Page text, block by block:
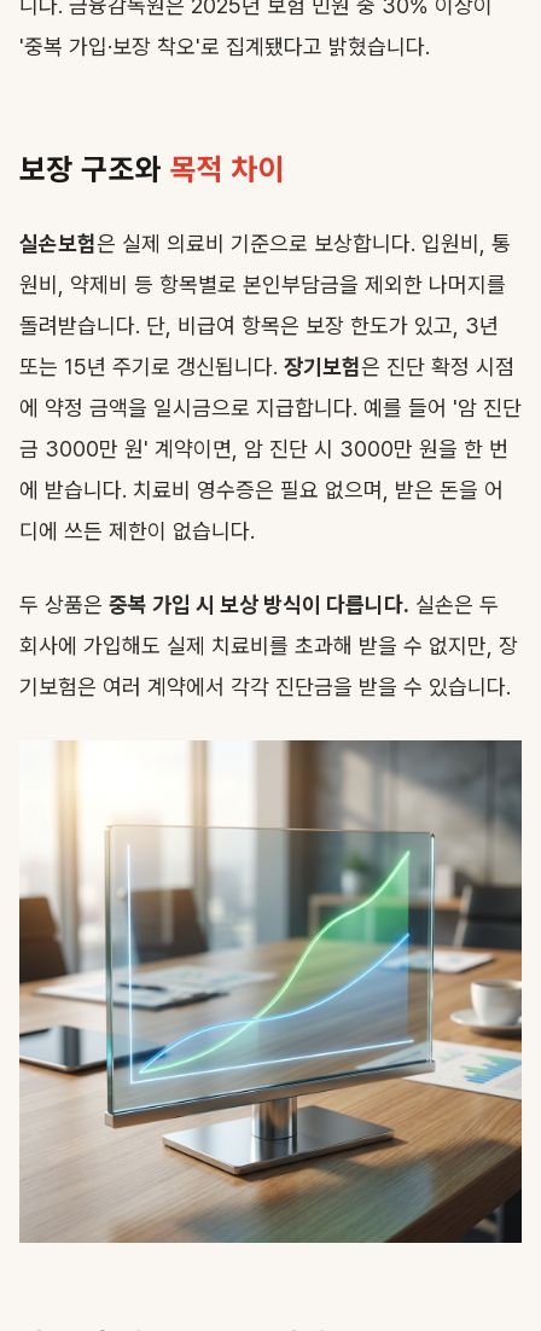
니다. 금융감독원은 2025년 보험 민원 중 30% 이상이
'중복 가입·보장 착오'로 집계됐다고 밝혔습니다.
보장 구조와 목적 차이
실손보험은 실제 의료비 기준으로 보상합니다. 입원비, 통
원비, 약제비 등 항목별로 본인부담금을 제외한 나머지를
돌려받습니다. 단, 비급여 항목은 보장 한도가 있고, 3년
또는 15년 주기로 갱신됩니다. 장기보험은 진단 확정 시점
에 약정 금액을 일시금으로 지급합니다. 예를 들어 '암 진단
금 3000만 원' 계약이면, 암 진단 시 3000만 원을 한 번
에 받습니다. 치료비 영수증은 필요 없으며, 받은 돈을 어
디에 쓰든 제한이 없습니다.
두 상품은 중복 가입 시 보상 방식이 다릅니다. 실손은 두
회사에 가입해도 실제 치료비를 초과해 받을 수 없지만, 장
기보험은 여러 계약에서 각각 진단금을 받을 수 있습니다.